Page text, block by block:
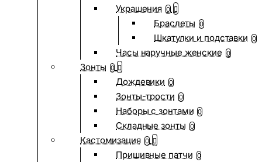
Украшения 0
Браслеты 0
Шкатулки и подставки 0
Часы наручные женские 0
Зонты 0
Дождевики 0
Зонты-трости 0
Наборы с зонтами 0
Складные зонты 0
Кастомизация 0
Пришивные патчи 0